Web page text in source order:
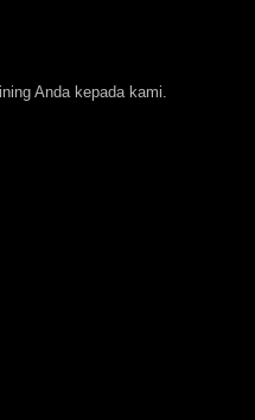
Anda kepada kami.